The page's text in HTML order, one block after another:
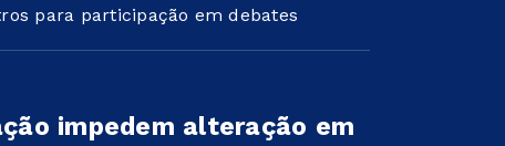
para participação em debates
impedem alteração em